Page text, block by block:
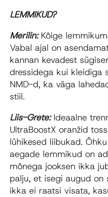
LEMMIKUD?
Merilin:Kõige
Vabal ajal on
kannan kevadest
dressidega kui kleidiga
NMD-d, ka väga
stiil.
Liis-Grete:Ideaalne
UltraBoostX oranžid
lühikesed liibukad.
aegade lemmikud on
mõnega jooksen ikka
palju, et isegi augud
ikka ei raatsi visata,